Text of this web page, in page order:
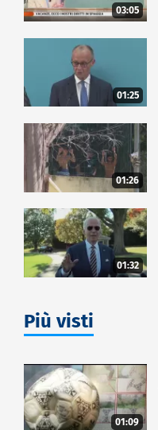
03:05
01:25
01:26
01:32
Più visti
01:09